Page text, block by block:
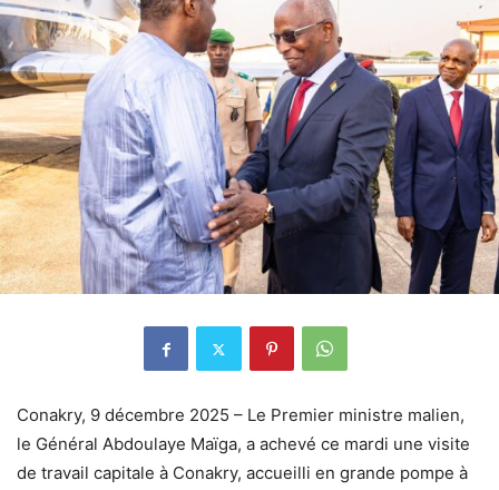
Conakry, 9 décembre 2025 – Le Premier ministre malien,
le Général Abdoulaye Maïga, a achevé ce mardi une visite
de travail capitale à Conakry, accueilli en grande pompe à